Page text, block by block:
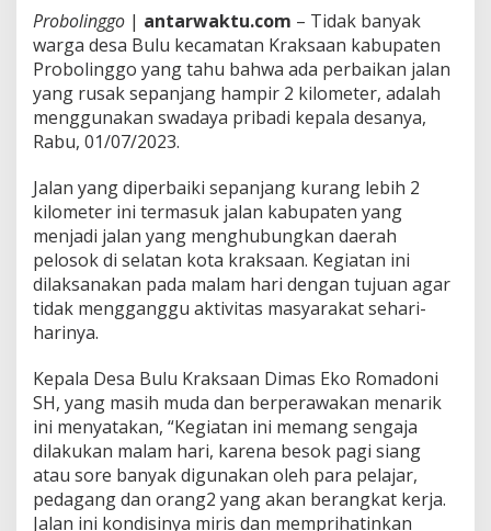
Probolinggo | antarwaktu.com – Tidak banyak
warga desa Bulu kecamatan Kraksaan kabupaten
Probolinggo yang tahu bahwa ada perbaikan jalan
yang rusak sepanjang hampir 2 kilometer, adalah
menggunakan swadaya pribadi kepala desanya,
Rabu, 01/07/2023.
Jalan yang diperbaiki sepanjang kurang lebih 2
kilometer ini termasuk jalan kabupaten yang
menjadi jalan yang menghubungkan daerah
pelosok di selatan kota kraksaan. Kegiatan ini
dilaksanakan pada malam hari dengan tujuan agar
tidak mengganggu aktivitas masyarakat sehari-
harinya.
Kepala Desa Bulu Kraksaan Dimas Eko Romadoni
SH, yang masih muda dan berperawakan menarik
ini menyatakan, “Kegiatan ini memang sengaja
dilakukan malam hari, karena besok pagi siang
atau sore banyak digunakan oleh para pelajar,
pedagang dan orang2 yang akan berangkat kerja.
Jalan ini kondisinya miris dan memprihatinkan